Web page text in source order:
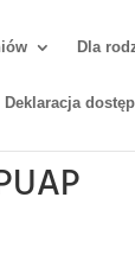
Dla
Deklaracja